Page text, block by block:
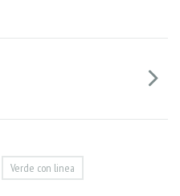
Verde con linea